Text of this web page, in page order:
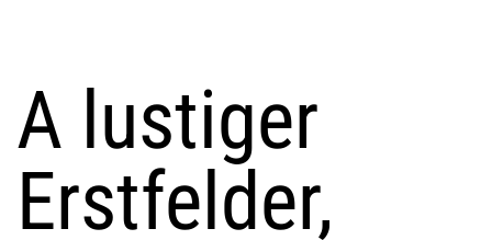
A lustiger
Erstfelder,